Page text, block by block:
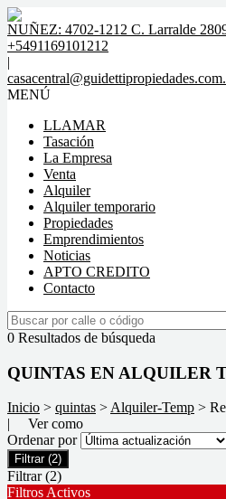
NUÑEZ: 4702-1212 C. Larralde
+5491169101212
|
MENÚ
LLAMAR
Tasación
La Empresa
Venta
Alquiler
Alquiler temporario
Propiedades
Emprendimientos
Noticias
APTO CREDITO
Contacto
0 Resultados de búsqueda
QUINTAS EN ALQUILER
Inicio > quintas >Alquiler-Temp >
| Ver como
Ordenar por
Filtrar (2)
Filtrar (2)
Filtros Activos